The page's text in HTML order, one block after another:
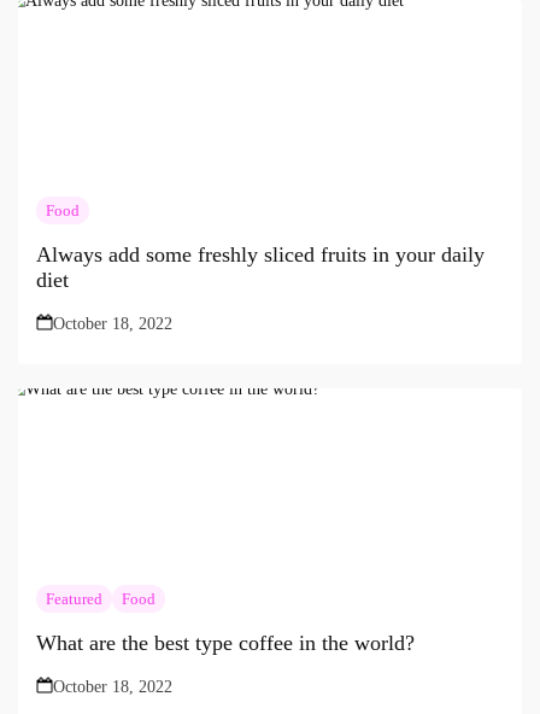
Food
Always add some freshly sliced fruits in your daily
diet
October 18, 2022
Featured Food
What are the best type coffee in the world?
October 18, 2022